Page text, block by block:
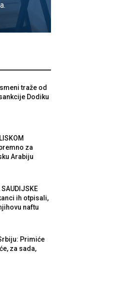
traže od
Dodiku
za
Arabiju
SAUDIJSKE
ih otpisali,
naftu
Primiće
za sada,